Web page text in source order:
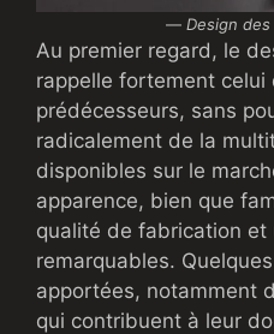
— Design
Au premier regard, le
rappelle fortement celui
prédécesseurs, sans
radicalement de la
disponibles sur le
apparence, bien que
qualité de fabrication et
remarquables.
apportées, notamment
qui contribuent à leur